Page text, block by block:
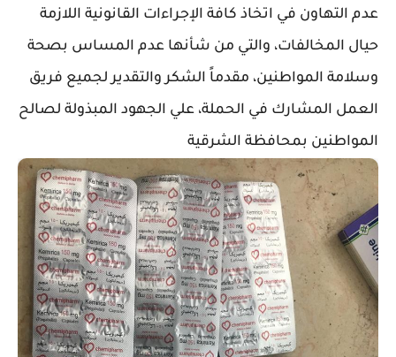
عدم التهاون في اتخاذ كافة الإجراءات القانونية اللازمة
حيال المخالفات، والتي من شأنها عدم المساس بصحة
وسلامة المواطنين، مقدماً الشكر والتقدير لجميع فريق
العمل المشارك في الحملة، علي الجهود المبذولة لصالح
المواطنين بمحافظة الشرقية